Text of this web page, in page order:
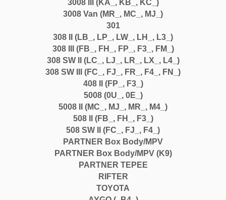
3008 III (KA_, KB_, KC_)
3008 Van (MR_, MC_, MJ_)
301
308 II (LB_, LP_, LW_, LH_, L3_)
308 III (FB_, FH_, FP_, F3_, FM_)
308 SW II (LC_, LJ_, LR_, LX_, L4_)
308 SW III (FC_, FJ_, FR_, F4_, FN_)
408 II (FP_, F3_)
5008 (0U_, 0E_)
5008 II (MC_, MJ_, MR_, M4_)
508 II (FB_, FH_, F3_)
508 SW II (FC_, FJ_, F4_)
PARTNER Box Body/MPV
PARTNER Box Body/MPV (K9)
PARTNER TEPEE
RIFTER
TOYOTA